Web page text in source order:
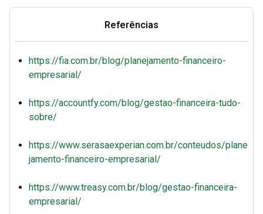
Referências
https://fia.com.br/blog/planejamento-financeiro-
empresarial/
https://accountfy.com/blog/gestao-financeira-tudo-
sobre/
https://www.serasaexperian.com.br/conteudos/plane
jamento-financeiro-empresarial/
https://www.treasy.com.br/blog/gestao-financeira-
empresarial/